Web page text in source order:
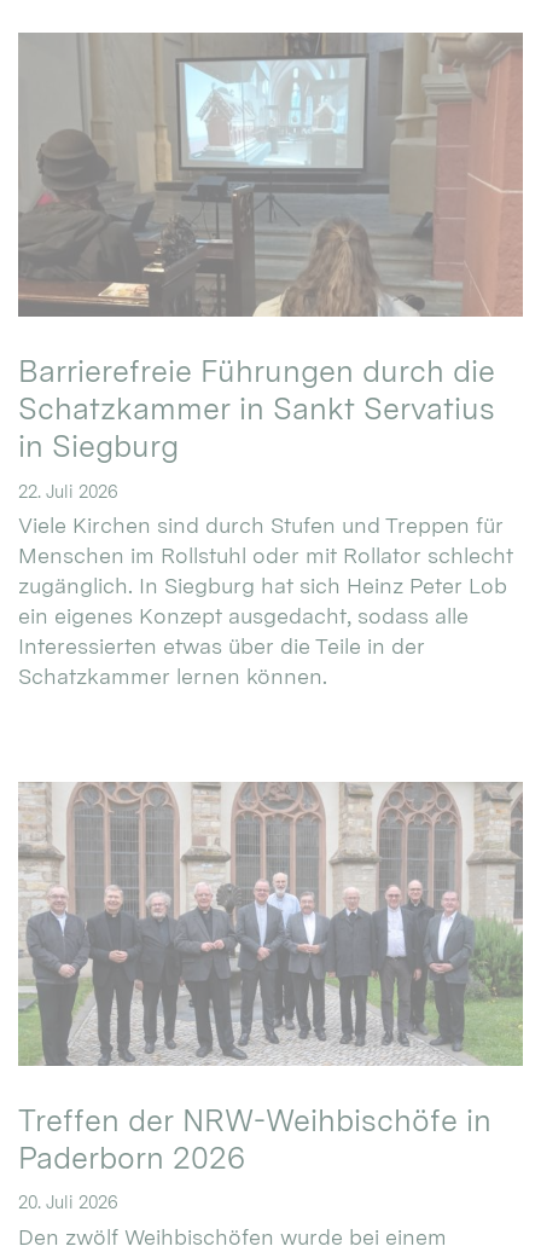
Barrierefreie Führungen durch die
Schatzkammer in Sankt Servatius
in Siegburg
22. Juli 2026
Viele Kirchen sind durch Stufen und Treppen für
Menschen im Rollstuhl oder mit Rollator schlecht
zugänglich. In Siegburg hat sich Heinz Peter Lob
ein eigenes Konzept ausgedacht, sodass alle
Interessierten etwas über die Teile in der
Schatzkammer lernen können.
Treffen der NRW-Weihbischöfe in
Paderborn 2026
20. Juli 2026
Den zwölf Weihbischöfen wurde bei einem